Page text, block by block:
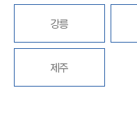
강릉
제주